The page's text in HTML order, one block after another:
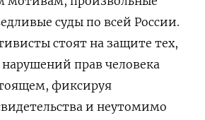
суды по всей России.
стоят на защите тех,
нарушений прав человека
фиксируя
и неутомимо